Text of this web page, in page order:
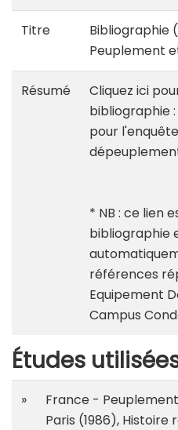
Titre
Bibliographie
Peuplement
Résumé
Cliquez ici
bibliographie :
pour
* NB : ce lien
bibliographie
références
Equipement
Campus
Études
»
France -
Paris (1986), Histoire